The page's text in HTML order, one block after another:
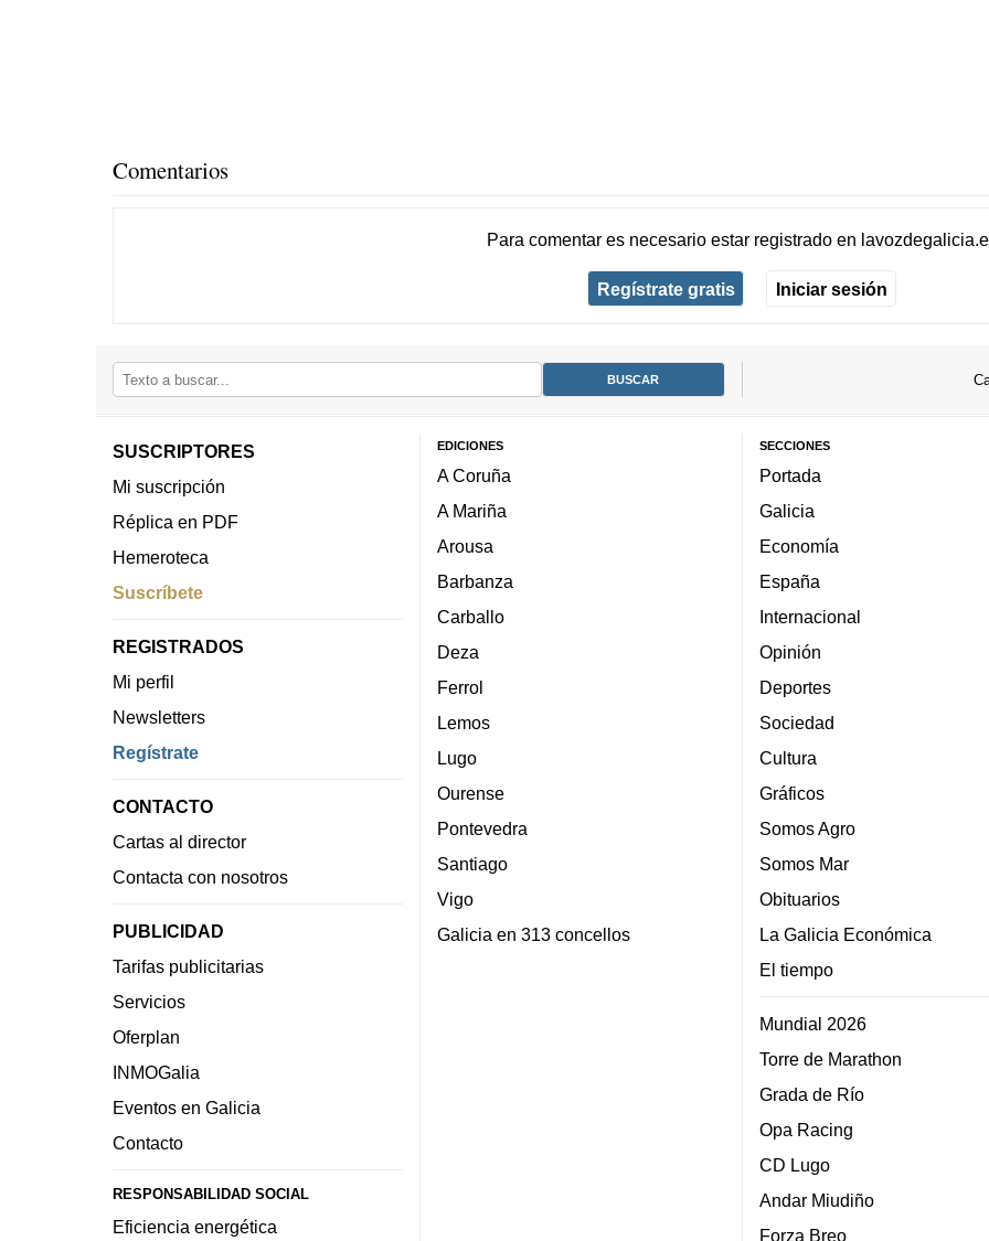
Comentarios
Para comentar es necesario estar registradoen
Regístrate gratis Iniciar sesión
SUSCRIPTORES
Mi suscripción
Réplica en PDF
Hemeroteca
Suscríbete
REGISTRADOS
Mi perfil
Newsletters
Regístrate
CONTACTO
Cartas al director
Contacta con nosotros
PUBLICIDAD
Tarifas publicitarias
Servicios
Oferplan
INMOGalia
Eventos en Galicia
Contacto
RESPONSABILIDAD SOCIAL
Eficiencia energética
EDICIONES
A Coruña
A Mariña
Arousa
Barbanza
Carballo
Deza
Ferrol
Lemos
Lugo
Ourense
Pontevedra
Santiago
Vigo
Galicia en 313 concellos
SECCIONES
Portada
Galicia
Economía
España
Internacional
Opinión
Deportes
Sociedad
Cultura
Gráficos
Somos Agro
Somos Mar
Obituarios
La Galicia Económica
El tiempo
Mundial 2026
Torre de Marathon
Grada de Río
Opa Racing
CD Lugo
Andar Miudiño
Forza Breo